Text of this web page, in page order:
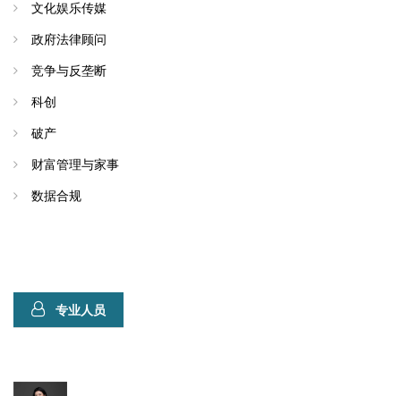
文化娱乐传媒
政府法律顾问
竞争与反垄断
科创
破产
财富管理与家事
数据合规
专业人员